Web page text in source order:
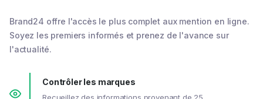
Brand24 offre l'accès le plus complet aux mention en ligne.
Soyez les premiers informés et prenez de l'avance sur
l'actualité.
Contrôler les marques
Recueillez des informations provenant de 25